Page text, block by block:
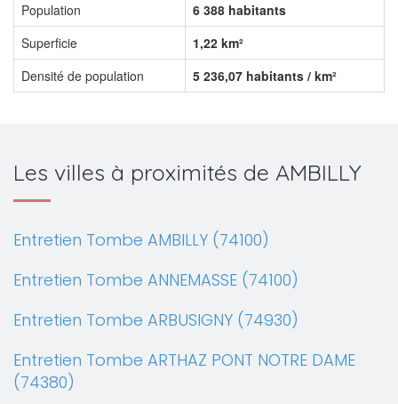
Population
6 388 habitants
Superficie
1,22 km²
Densité de population
5 236,07 habitants / km²
Les villes à proximités de AMBILLY
Entretien Tombe AMBILLY (74100)
Entretien Tombe ANNEMASSE (74100)
Entretien Tombe ARBUSIGNY (74930)
Entretien Tombe ARTHAZ PONT NOTRE DAME
(74380)